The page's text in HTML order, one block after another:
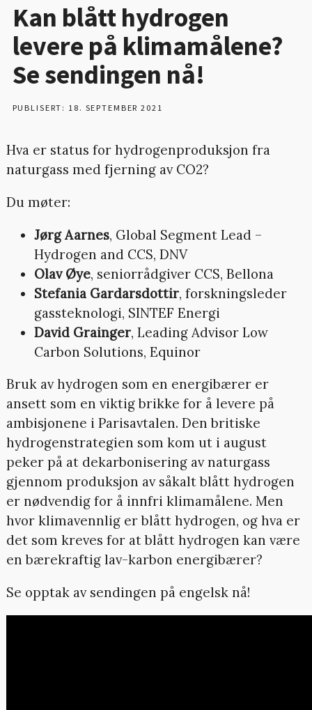
Kan blått hydrogen
levere på klimamålene?
Se sendingen nå!
PUBLISERT: 18. SEPTEMBER 2021
Hva er status for hydrogenproduksjon fra
naturgass med fjerning av CO2?
Du møter:
Jørg Aarnes, Global Segment Lead –
Hydrogen and CCS, DNV
Olav Øye, seniorrådgiver CCS, Bellona
Stefania Gardarsdottir, forskningsleder
gassteknologi, SINTEF Energi
David Grainger, Leading Advisor Low
Carbon Solutions, Equinor
Bruk av hydrogen som en energibærer er
ansett som en viktig brikke for å levere på
ambisjonene i Parisavtalen. Den britiske
hydrogenstrategien som kom ut i august
peker på at dekarbonisering av naturgass
gjennom produksjon av såkalt blått hydrogen
er nødvendig for å innfri klimamålene. Men
hvor klimavennlig er blått hydrogen, og hva er
det som kreves for at blått hydrogen kan være
en bærekraftig lav-karbon energibærer?
Se opptak av sendingen på engelsk nå!